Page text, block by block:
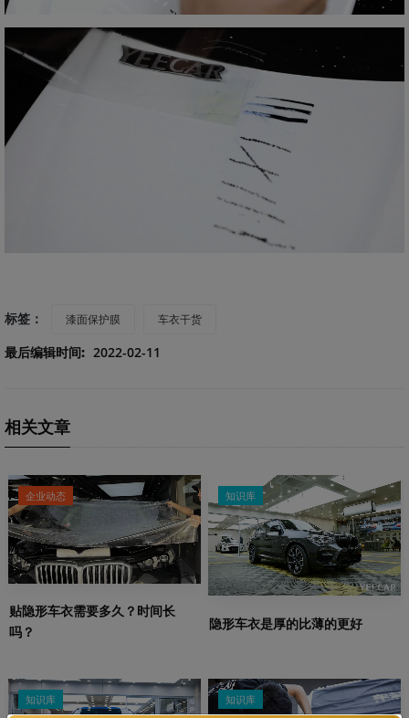
标签： 漆面保护膜 车衣干货
最后编辑时间: 2022-02-11
相关文章
企业动态
贴隐形车衣需要多久？时间长
吗？
知识库
隐形车衣是厚的比薄的更好
知识库 知识库